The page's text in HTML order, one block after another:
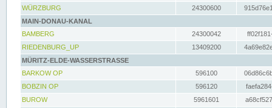
WÜRZBURG
24300600
MAIN-DONAU-KANAL
BAMBERG
24300042
RIEDENBURG_UP
13409200
MÜRITZ-ELDE-WASSERSTRASSE
BARKOW OP
596100
BOBZIN OP
596120
BUROW
5961601